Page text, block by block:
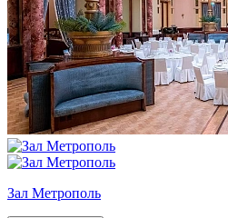
Зал Метрополь